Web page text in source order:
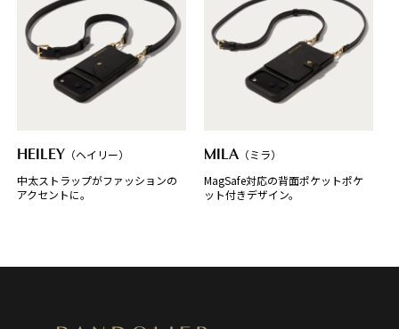
HEILEY（ヘイリー）
中太ストラップがファッションの
アクセントに。
MILA （ミラ）
MagSafe対応の背面ポケットポケ
ット付きデザイン。